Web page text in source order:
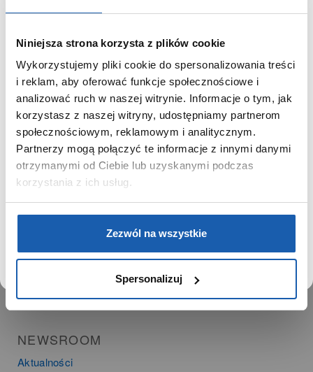
Niniejsza strona korzysta z plików cookie
Wykorzystujemy pliki cookie do spersonalizowania treści
i reklam, aby oferować funkcje społecznościowe i
analizować ruch w naszej witrynie. Informacje o tym, jak
korzystasz z naszej witryny, udostępniamy partnerom
społecznościowym, reklamowym i analitycznym.
Partnerzy mogą połączyć te informacje z innymi danymi
otrzymanymi od Ciebie lub uzyskanymi podczas
korzystania z ich usług.
Zezwól na wszystkie
Spersonalizuj
Misja, wizja i wartości Grupy Zibi
Ważne daty
Kariera
Zgoda na ciasteczka
PRODUKTY
Instrumenty muzyczne
Kalkulatory
SIECI SPRZEDAŻY
Oferta dla firm
Salony muzyczne Riff
Noble Place
NEWSROOM
Aktualności
SZANOWNY UŻYTKOWNIKU,
SZANOWNA UŻYTKOWNICZKO
Używamy plików cookie w celach analitycznych,
statystycznych i marketingowych, w tym aby analizować
ruch w tej witrynie, optymalizować jej działanie oraz
zapamiętywać Twoje preferencje.